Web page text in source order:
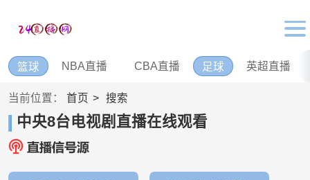
篮球 NBA直播 CBA直播 足球 英超直播
当前位置： 首页 搜索
中央8台电视剧直播在线观看